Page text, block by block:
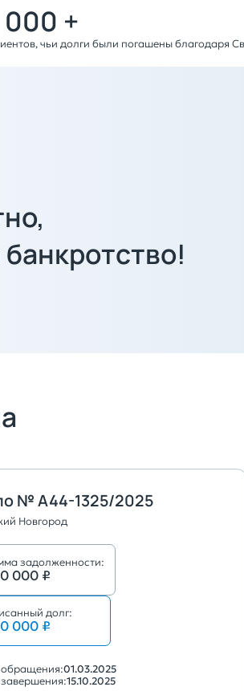
000 +
чьи долги были погашены благодаря
№ А44-1325/2025
Новгород
задолженности:
000 ₽
долг:
000 ₽
01.03.2025
15.10.2025